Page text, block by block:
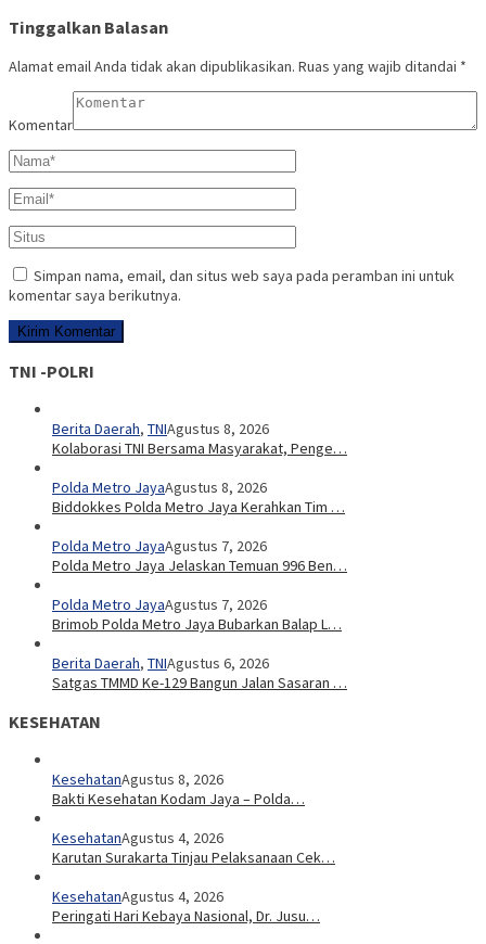
Tinggalkan Balasan
Alamat email Anda tidak akan dipublikasikan. Ruas yang wajib ditandai *
Komentar
Simpan nama, email, dan situs web saya pada peramban ini untuk
komentar saya berikutnya.
TNI -POLRI
Berita Daerah, TNIAgustus 8, 2026
Kolaborasi TNI Bersama Masyarakat, Penge…
Polda Metro JayaAgustus 8, 2026
Biddokkes Polda Metro Jaya Kerahkan Tim …
Polda Metro JayaAgustus 7, 2026
Polda Metro Jaya Jelaskan Temuan 996 Ben…
Polda Metro JayaAgustus 7, 2026
Brimob Polda Metro Jaya Bubarkan Balap L…
Berita Daerah, TNIAgustus 6, 2026
Satgas TMMD Ke-129 Bangun Jalan Sasaran …
KESEHATAN
KesehatanAgustus 8, 2026
Bakti Kesehatan Kodam Jaya – Polda…
KesehatanAgustus 4, 2026
Karutan Surakarta Tinjau Pelaksanaan Cek…
KesehatanAgustus 4, 2026
Peringati Hari Kebaya Nasional, Dr. Jusu…